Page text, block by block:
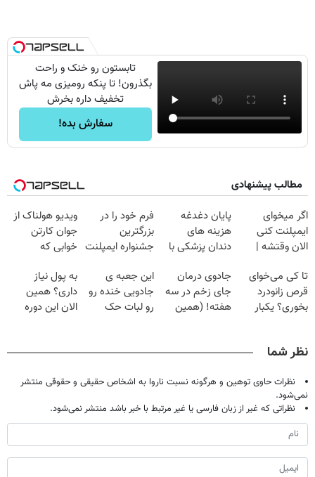
تابستون رو خنک و راحت
بگذرون! تا پنکه رومیزی مه پاش
تخفیف داره بخرش
سفارش بده!
مطالب پیشنهادی
اگر میخوای
ایمپلنت کنی
الان وقتشه |
میلیون تومان!!!
پایان دغدغه
هزینه های
دندان پزشکی با
خانگی
فرم خود را در
بزرگترین
جشنواره ایمپلنت
فقط ۲۵ میلیون
ویدیو هولناک از
جوان کارتن
خوابی که
آموزش رایگان
تا کی می‌خوای
قرص زانودرد
بخوری؟ یکبار
جادوی درمان
جای زخم در سه
هفته! (همین
این جعبه ی
جادویی خنده رو
رو لبات حک
به پول نیاز
داری؟ همین
الان این دوره
نظر شما
نظرات حاوی توهین و هرگونه نسبت ناروا به اشخاص حقیقی و حقوقی منتشر
نمی‌شود.
نظراتی که غیر از زبان فارسی یا غیر مرتبط با خبر باشد منتشر نمی‌شود.